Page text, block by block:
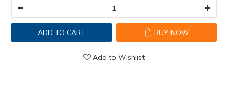
ADD TO CART BUY NOW
Add to Wishlist